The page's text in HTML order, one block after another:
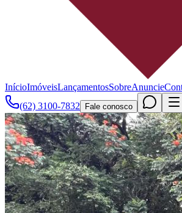
InícioImóveisLançamentosSobreAnuncie
(62) 3100-7832
Fale conosco